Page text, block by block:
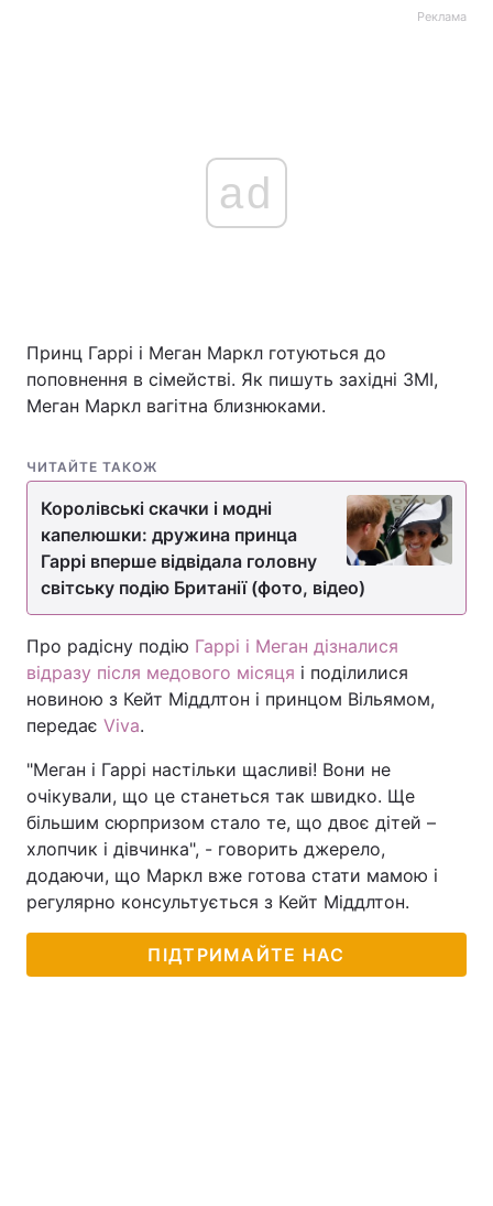
Реклама
ad
Принц Гаррі і Меган Маркл готуються до
поповнення в сімействі. Як пишуть західні ЗМІ,
Меган Маркл вагітна близнюками.
ЧИТАЙТЕ ТАКОЖ
Королівські скачки і модні
капелюшки: дружина принца
Гаррі вперше відвідала головну
світську подію Британії (фото, відео)
Про радісну подію Гаррі і Меган дізналися
відразу після медового місяця і поділилися
новиною з Кейт Міддлтон і принцом Вільямом,
передає Viva.
"Меган і Гаррі настільки щасливі! Вони не
очікували, що це станеться так швидко. Ще
більшим сюрпризом стало те, що двоє дітей –
хлопчик і дівчинка", - говорить джерело,
додаючи, що Маркл вже готова стати мамою і
регулярно консультується з Кейт Міддлтон.
ПІДТРИМАЙТЕ НАС